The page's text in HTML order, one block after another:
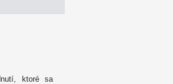
ktoré sa